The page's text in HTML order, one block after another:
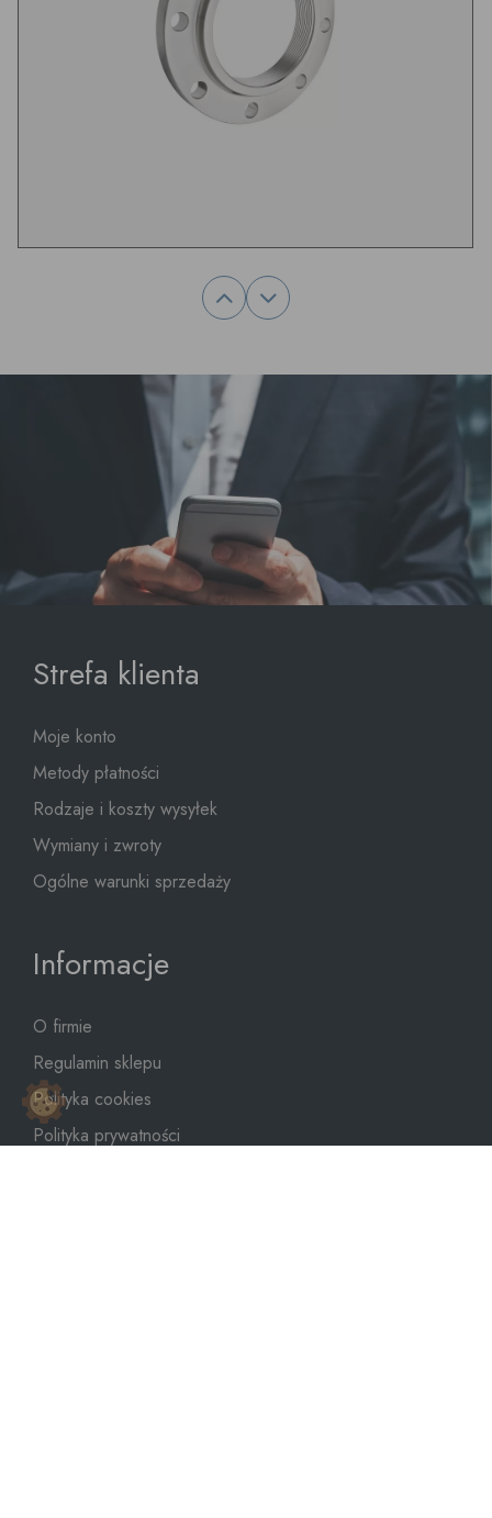
Strefa klienta
Moje konto
Metody płatności
Rodzaje i koszty wysyłek
Wymiany i zwroty
Ogólne warunki sprzedaży
Informacje
O firmie
Regulamin sklepu
Polityka cookies
Polityka prywatności